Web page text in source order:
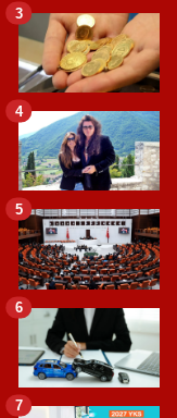
3
4
5
6
7